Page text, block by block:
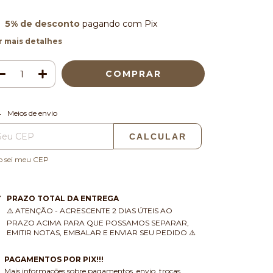
5% de descontopagando com Pix
mais detalhes
para o CEP:
Meios de envio
CALCULAR
sei meu CEP
PRAZO TOTAL DA ENTREGA
⚠️ ATENÇÃO - ACRESCENTE 2 DIAS ÚTEIS AO
PRAZO ACIMA PARA QUE POSSAMOS SEPARAR,
EMITIR NOTAS, EMBALAR E ENVIAR SEU PEDIDO ⚠️
PAGAMENTOS POR PIX!!!
Mais informações sobre pagamentos, envio, trocas,